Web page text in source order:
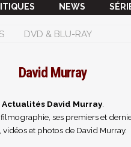
NEWS
DVD & BLU-RAY
David Murray
Actualités David Murray.
ses premiers et
vidéos et photos de David Murray.